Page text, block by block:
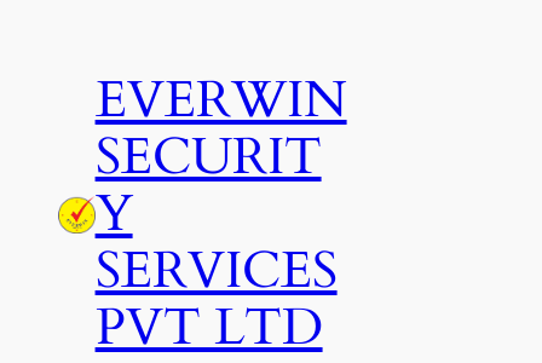
EVERWIN
SECURIT
Y
SERVICES
PVT LTD